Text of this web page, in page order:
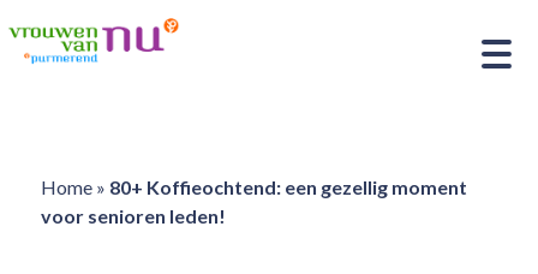
Home» 80+ Koffieochtend: een gezellig moment
voor senioren leden!